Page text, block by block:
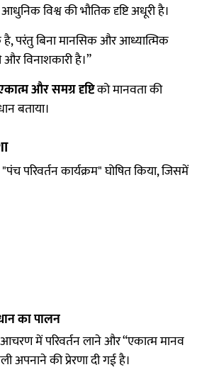
विश्व की भौतिक दृष्टि अधूरी है।
परंतु बिना मानसिक और आध्यात्मिक
विनाशकारी है।”
और समग्र दृष्टिको मानवता की
बताया।
परिवर्तन कार्यक्रम" घोषित किया, जिसमें
का पालन
में परिवर्तन लाने और “एकात्म मानव
की प्रेरणा दी गई है।